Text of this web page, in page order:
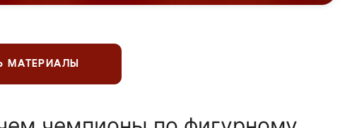
МАТЕРИАЛЫ